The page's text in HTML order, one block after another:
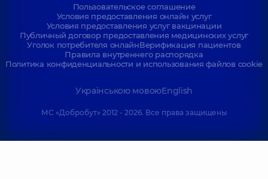
Пользовательское соглашение
Условия предоставления онлайн услуг
Условия предоставления услуг вакцинации
Публичный договор предоставления медицинских услуг
Уголок потребителя онлайнВерификация пациентов
Правила внутреннего распорядка
Политика конфиденциальности и использования файлов cookie
Українською мовоюEnglish
МС «Добробут» 2012 - 2026. Все права защищены